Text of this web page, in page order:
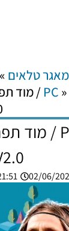
מאגר טלאים »
PC »
02/06/